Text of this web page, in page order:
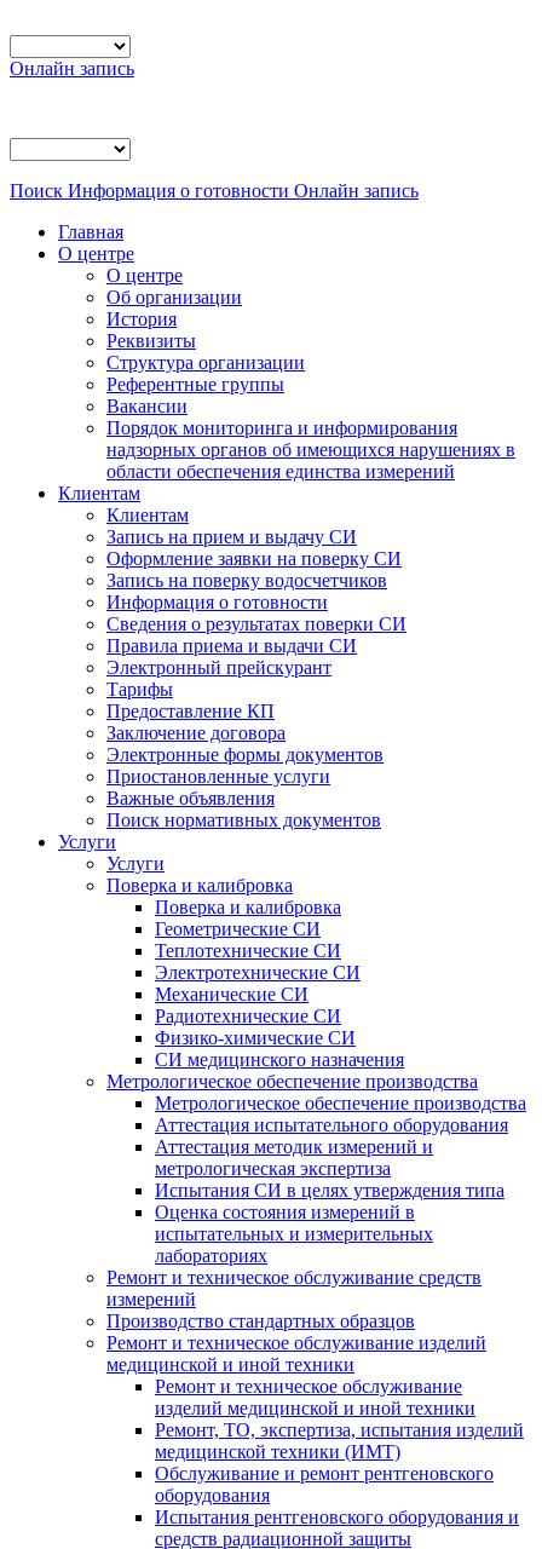
Онлайн запись
Поиск Информация о готовности Онлайн запись
Главная
О центре
О центре
Об организации
История
Реквизиты
Структура организации
Референтные группы
Вакансии
Порядок мониторинга и информирования
надзорных органов об имеющихся нарушениях в
области обеспечения единства измерений
Клиентам
Клиентам
Запись на прием и выдачу СИ
Оформление заявки на поверку СИ
Запись на поверку водосчетчиков
Информация о готовности
Сведения о результатах поверки СИ
Правила приема и выдачи СИ
Электронный прейскурант
Тарифы
Предоставление КП
Заключение договора
Электронные формы документов
Приостановленные услуги
Важные объявления
Поиск нормативных документов
Услуги
Услуги
Поверка и калибровка
Поверка и калибровка
Геометрические СИ
Теплотехнические СИ
Электротехнические СИ
Механические СИ
Радиотехнические СИ
Физико-химические СИ
СИ медицинского назначения
Метрологическое обеспечение производства
Метрологическое обеспечение производства
Аттестация испытательного оборудования
Аттестация методик измерений и
метрологическая экспертиза
Испытания СИ в целях утверждения типа
Оценка состояния измерений в
испытательных и измерительных
лабораториях
Ремонт и техническое обслуживание средств
измерений
Производство стандартных образцов
Ремонт и техническое обслуживание изделий
медицинской и иной техники
Ремонт и техническое обслуживание
изделий медицинской и иной техники
Ремонт, ТО, экспертиза, испытания изделий
медицинской техники (ИМТ)
Обслуживание и ремонт рентгеновского
оборудования
Испытания рентгеновского оборудования и
средств радиационной защиты